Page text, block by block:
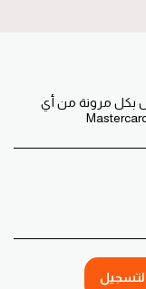
بكل مرونة من أي